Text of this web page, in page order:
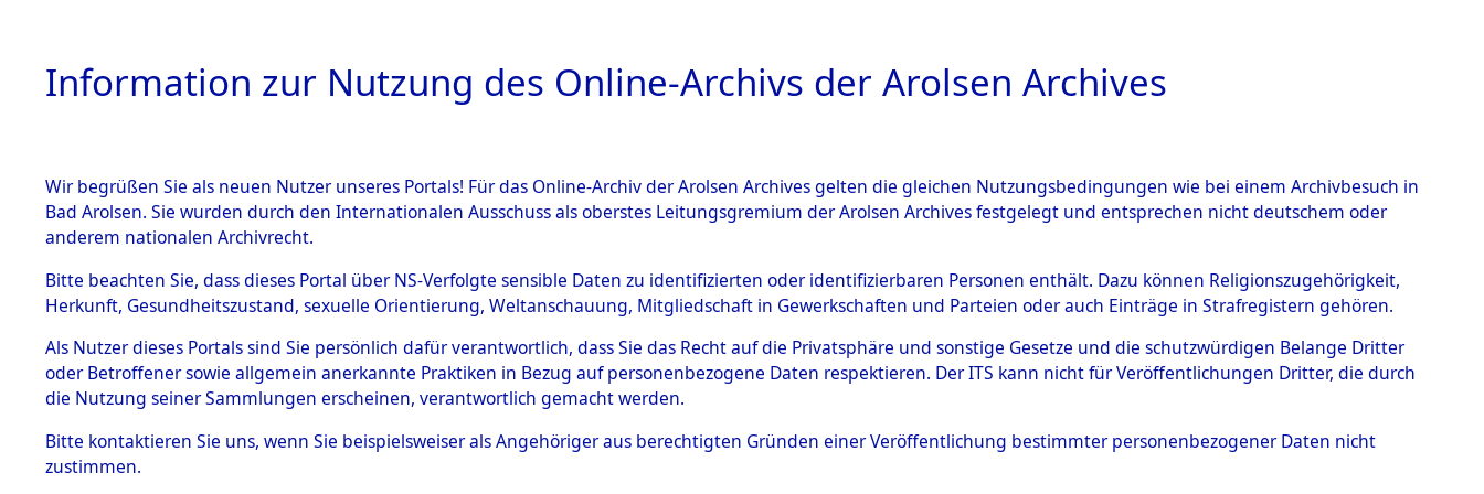
HOME BESTANDSBESCHREIBUNG ARCHIVALE ÜBERSICHT BILD
BESTÄNDE
Inhaftierungsdoku
mente
5. Verschiedenes
Todesmärsche
5.3.1 Alliierte
Auswertungen von Daten über unbekannte ausländische
Todesopfer und unbekannte Todesopfer aus
Konzentrationslagern und deren Grabstätten.→0003 (84609375)
→0303 (84609491)
Information zur Nutzung des Online-Archivs der Arolsen Archives
Wir begrüßen Sie als neuen Nutzer unseres Portals! Für das Online-Archiv der Arolsen Archives gelten die gleichen Nutzungsbedingungen wie bei einem Archivbesuch in
Bad Arolsen. Sie wurden durch den Internationalen Ausschuss als oberstes Leitungsgremium der Arolsen Archives festgelegt und entsprechen nicht deutschem oder
anderem nationalen Archivrecht.
Bitte beachten Sie, dass dieses Portal über NS-Verfolgte sensible Daten zu identifizierten oder identifizierbaren Personen enthält. Dazu können Religionszugehörigkeit,
Herkunft, Gesundheitszustand, sexuelle Orientierung, Weltanschauung, Mitgliedschaft in Gewerkschaften und Parteien oder auch Einträge in Strafregistern gehören.
Als Nutzer dieses Portals sind Sie persönlich dafür verantwortlich, dass Sie das Recht auf die Privatsphäre und sonstige Gesetze und die schutzwürdigen Belange Dritter
oder Betroffener sowie allgemein anerkannte Praktiken in Bezug auf personenbezogene Daten respektieren. Der ITS kann nicht für Veröffentlichungen Dritter, die durch
die Nutzung seiner Sammlungen erscheinen, verantwortlich gemacht werden.
Bitte kontaktieren Sie uns, wenn Sie beispielsweiser als Angehöriger aus berechtigten Gründen einer Veröffentlichung bestimmter personenbezogener Daten nicht
zustimmen.